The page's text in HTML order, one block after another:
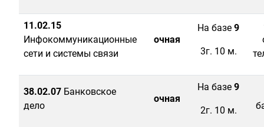
11.02.15
Инфокоммуникационные
сети и системы связи
очная
На базе 9
3г. 10 м.
38.02.07 Банковское
дело
очная
На базе 9
2г. 10 м.